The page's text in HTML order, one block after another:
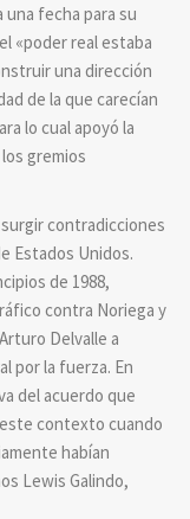
una fecha para su
«poder real estaba
una dirección
de la que carecían
lo cual apoyó la
gremios
contradicciones
Estados Unidos.
de 1988,
contra Noriega y
Delvalle a
por la fuerza. En
del acuerdo que
contexto cuando
habían
Lewis Galindo,